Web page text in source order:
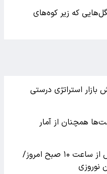
که زیر کوه‌های
بازار استراتژی درستی
همچنان از آمار
اعمال محدودیت تردد در چالوس از ساعت ۱۰ صبح امروز/
نوروزی